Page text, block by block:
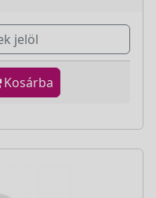
jelöl
Kosárba